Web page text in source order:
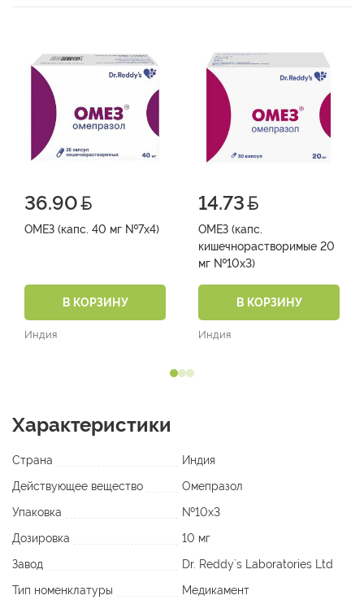
36.90
ОМЕЗ (капс. 40 мг №7х4)
В КОРЗИНУ
Индия
14.73
ОМЕЗ (капс.
кишечнорастворимые 20
мг №10х3)
В КОРЗИНУ
Индия
Характеристики
Страна
Индия
Действующее вещество
Омепразол
Упаковка
№10х3
Дозировка
10 мг
Завод
Dr. Reddy`s Laboratories Ltd
Тип номенклатуры
Медикамент